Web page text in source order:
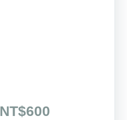
NT$600